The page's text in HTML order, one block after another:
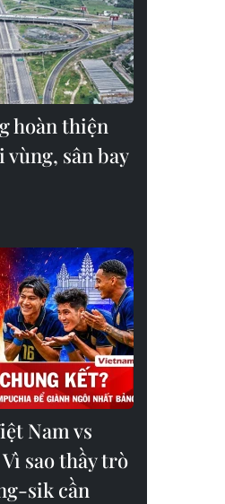
hoàn thiện
vùng, sân bay
Nam vs
sao thầy trò
sik cần